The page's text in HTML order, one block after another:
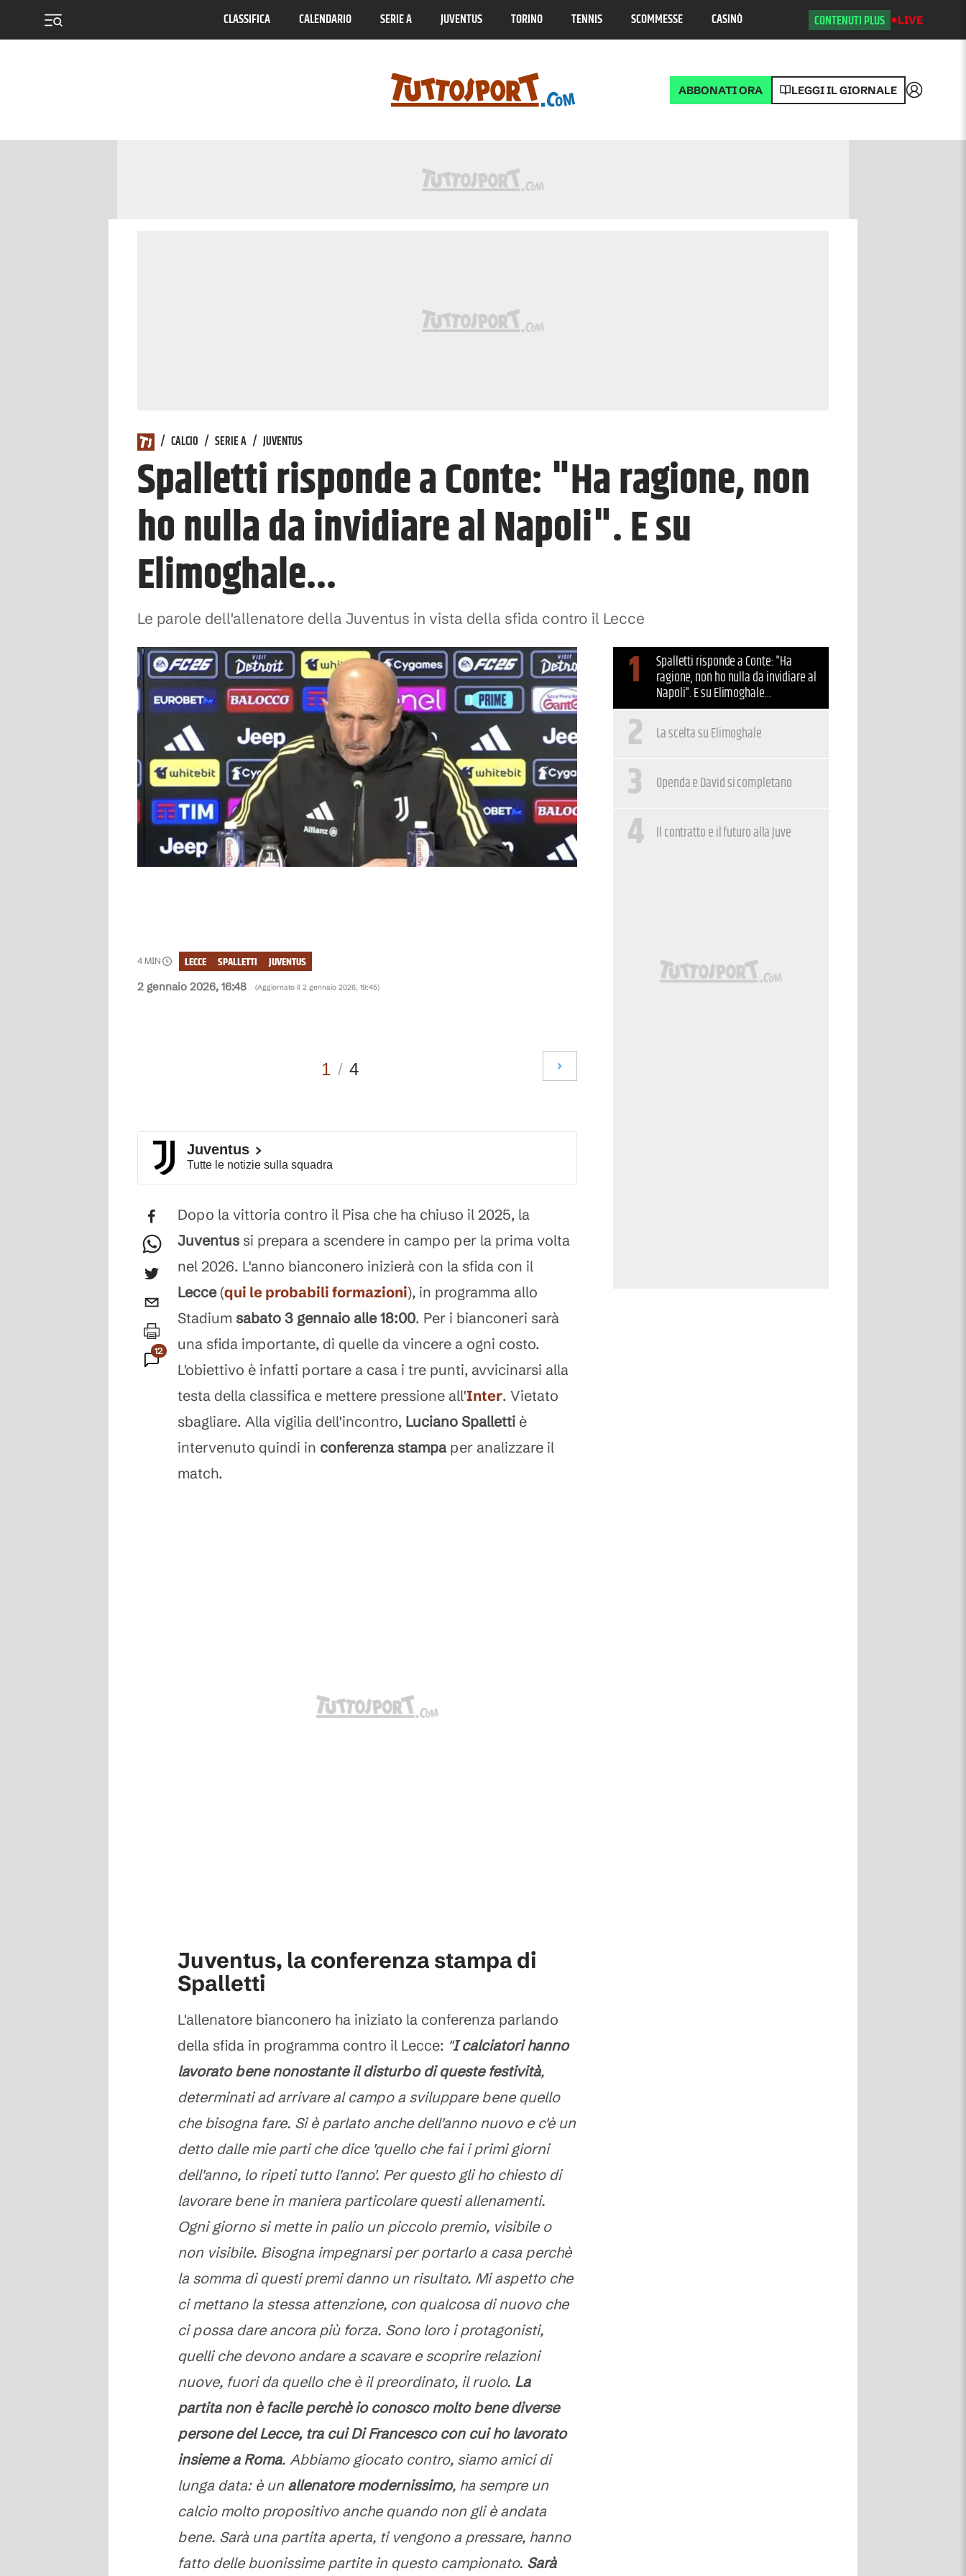
CLASSIFICA CALENDARIO SERIE A JUVENTUS TORINO TENNIS SCOMMESSE CASINÒ CONTENUTI PLUS LIVE
ABBONATI ORA LEGGI IL GIORNALE Accedi
/ CALCIO / SERIE A / JUVENTUS
Spalletti risponde a Conte: "Ha ragione, non
ho nulla da invidiare al Napoli". E su
Elimoghale...
Le parole dell'allenatore della Juventus in vista della sfida contro il Lecce
2 gennaio 2026, 16:48 (Aggiornato il 2 gennaio 2026, 19:45)
4 MIN JUVENTUS
SPALLETTI
LECCE
1 / 4
Juventus
Tutte le notizie sulla squadra
122
Commenti
Dopo la vittoria contro il Pisa che ha chiuso il 2025, la
Juventus si prepara a scendere in campo per la prima volta
nel 2026. L'anno bianconero inizierà con la sfida con il
Lecce (qui le probabili formazioni), in programma allo
Stadium sabato 3 gennaio alle 18:00. Per i bianconeri sarà
una sfida importante, di quelle da vincere a ogni costo.
L'obiettivo è infatti portare a casa i tre punti, avvicinarsi alla
testa della classifica e mettere pressione all'Inter. Vietato
sbagliare. Alla vigilia dell'incontro, Luciano Spalletti è
intervenuto quindi in conferenza stampaper analizzare il
match.
Juventus, la conferenza stampa di
Spalletti
L'allenatore bianconero ha iniziato la conferenza parlando
della sfida in programma contro il Lecce: "I calciatori hanno
lavorato bene nonostante il disturbo di queste festività,
determinati ad arrivare al campo a sviluppare bene quello
che bisogna fare. Si è parlato anche dell'anno nuovo e c'è un
detto dalle mie parti che dice 'quello che fai i primi giorni
dell'anno, lo ripeti tutto l'anno'. Per questo gli ho chiesto di
lavorare bene in maniera particolare questi allenamenti.
Ogni giorno si mette in palio un piccolo premio, visibile o
non visibile. Bisogna impegnarsi per portarlo a casa perchè
la somma di questi premi danno un risultato. Mi aspetto che
ci mettano la stessa attenzione, con qualcosa di nuovo che
ci possa dare ancora più forza. Sono loro i protagonisti,
quelli che devono andare a scavare e scoprire relazioni
nuove, fuori da quello che è il preordinato, il ruolo. La
partita non è facile perchè io conosco molto bene diverse
persone del Lecce, tra cui Di Francesco con cui ho lavorato
insieme a Roma. Abbiamo giocato contro, siamo amici di
lunga data: è un allenatore modernissimo, ha sempre un
calcio molto propositivo anche quando non gli è andata
bene. Sarà una partita aperta, ti vengono a pressare, hanno
fatto delle buonissime partite in questo campionato. Sarà
1 Spalletti risponde a Conte: "Ha
ragione, non ho nulla da invidiare al
Napoli". E su Elimoghale...
2 La scelta su Elimoghale
3 Openda e David si completano
4 Il contratto e il futuro alla Juve